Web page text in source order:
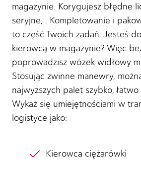
magazynie. Korygujesz błędne
seryjne, . Kompletowanie i
to część Twoich zadań. Jesteś
kierowcą w magazynie? Więc
poprowadzisz wózek widłowy
Stosując zwinne manewry,
najwyższych palet szybko,
Wykaż się umiejętnościami w
logistyce jako:
Kierowca ciężarówki